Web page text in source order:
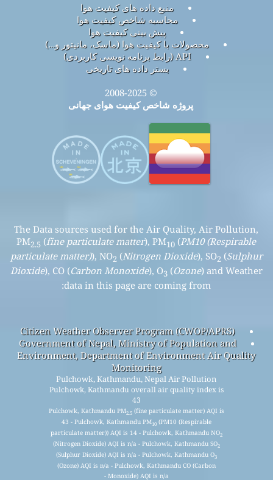
منبع داده های کیفیت هوا
محاسبه شاخص کیفیت هوا
پیش بینی کیفیت هوا
محصولات با کیفیت هوا (ماسک، مانیتور و…)
API (رابط برنامه نویسی کاربردی)
بستر داده های تاریخی
© 2008-2025
پروژه شاخص کیفیت هوای جهانی
The Data sources used for the Air Quality, Air Pollution,
PM2.5(fine particulate matter), PM10(PM10 (Respirable
particulate matter)), NO2 (Nitrogen Dioxide), SO2 (Sulphur
Dioxide), CO (Carbon Monoxide), O3 (Ozone ) and Weather
data in this page are coming from:
Citizen Weather Observer Program (CWOP/APRS)
Government of Nepal, Ministry of Population and
Environment, Department of Environment Air Quality
Monitoring
Pulchowk, Kathmandu, Nepal Air Pollution
Pulchowk, Kathmandu overall air quality index is
43
Pulchowk, Kathmandu PM2.5(fine particulate matter) AQI is
43 - Pulchowk, Kathmandu PM10(PM10 (Respirable
particulate matter)) AQI is 14 - Pulchowk, Kathmandu NO
(Nitrogen Dioxide) AQI is n/a - Pulchowk, Kathmandu SO
(Sulphur Dioxide) AQI is n/a - Pulchowk, Kathmandu O
(Ozone) AQI is n/a - Pulchowk, Kathmandu CO (Carbon
Monoxide) AQI is n/a -